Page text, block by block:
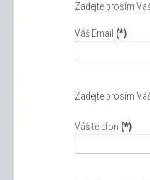
Zadejte prosím
Váš Email (*)
Zadejte prosím
Váš telefon (*)